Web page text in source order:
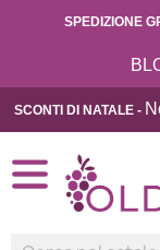
SPEDIZIONE
SCONTI DI NATALE -